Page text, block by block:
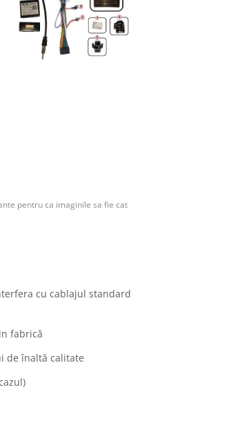
pentru ca imaginile sa fie cat
cu cablajul standard
fabrică
de înaltă calitate